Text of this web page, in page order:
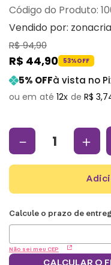
:
Vendido por:
R$94,90
R$ 44,90 53%OFF
5% OFFà vista no
12 R$ 3,
＋
－
Não sei meu CEP
CALCULAR O